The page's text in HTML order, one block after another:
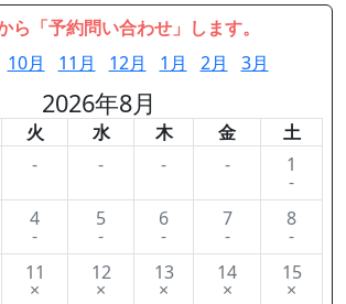
ら「予約問い合わせ」します。
10月 11月 12月 1月 2月 3月
2026年8月
火 水 木 金
土
- - - - 1
-
4
-
5
-
6
-
7
-
8
-
11
×
12
×
13
×
14
×
15
×